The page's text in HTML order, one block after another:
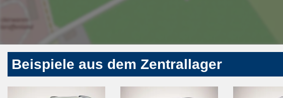
Beispiele aus dem Zentrallager